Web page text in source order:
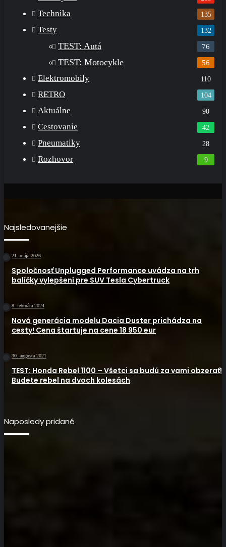
Technika 135
Testy 132
TEST: Autá 76
TEST: Motocykle 56
Elektromobily 110
RETRO 104
Aktuálne 90
Cestovanie 42
Pneumatiky 28
Rozhovor 9
Najsledovanejšie
21. mája 2026
Spoločnosť Unplugged Performance uvádza na trh
balíčky vylepšení pre SUV Tesla Cybertruck
8. februára 2024
Nová generácia modelu Dacia Duster prichádza na
cesty! Cena štartuje na cene 18 950 eur
30. augusta 2021
TEST: Honda Rebel 1100 – Všetci sa budú za vami obzerať!
Budete rebel na dvoch kolesách
Naposledy pridané